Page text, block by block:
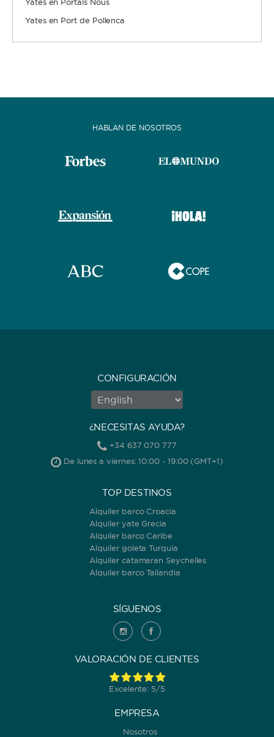
Yates en Port de Pollenca
HABLAN DE NOSOTROS
CONFIGURACIÓN
¿NECESITAS AYUDA?
+34 637 070 777
De lunes a viernes: 10:00 - 19:00 (GMT+1)
TOP DESTINOS
Alquiler barco Croacia
Alquiler yate Grecia
Alquiler barco Caribe
Alquiler goleta Turquía
Alquiler catamaran Seychelles
Alquiler barco Tailandia
SÍGUENOS
VALORACIÓN DE CLIENTES
Excelente: 5/5
EMPRESA
Nosotros